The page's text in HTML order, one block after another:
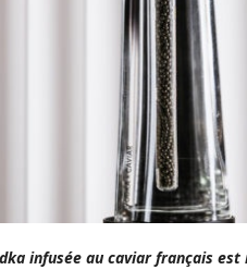
infusée au caviar français